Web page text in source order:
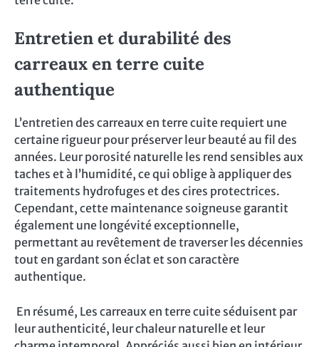
Entretien et durabilité des
carreaux en terre cuite
authentique
L’entretien des carreaux en terre cuite requiert une
certaine rigueur pour préserver leur beauté au fil des
années. Leur porosité naturelle les rend sensibles aux
taches et à l’humidité, ce qui oblige à appliquer des
traitements hydrofuges et des cires protectrices.
Cependant, cette maintenance soigneuse garantit
également une longévité exceptionnelle,
permettant au revêtement de traverser les décennies
tout en gardant son éclat et son caractère
authentique.
En résumé, Les carreaux en terre cuite séduisent par
leur authenticité, leur chaleur naturelle et leur